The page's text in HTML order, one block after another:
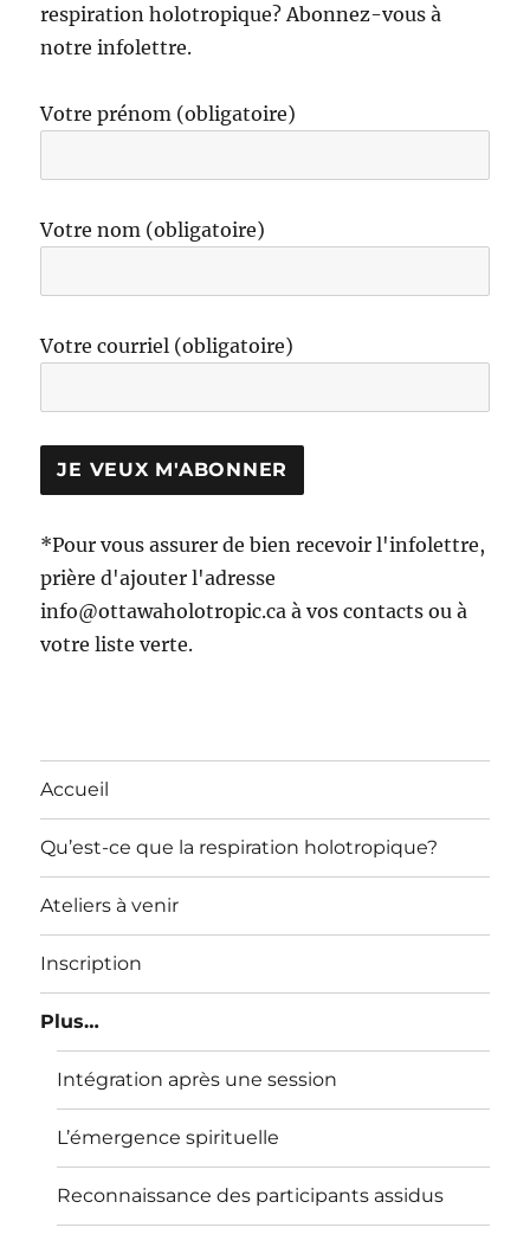
respiration holotropique? Abonnez-vous à
notre infolettre.
Votre prénom (obligatoire)
Votre nom (obligatoire)
Votre courriel (obligatoire)
*Pour vous assurer de bien recevoir l'infolettre,
prière d'ajouter l'adresse
info@ottawaholotropic.ca à vos contacts ou à
votre liste verte.
Accueil
Qu’est-ce que la respiration holotropique?
Ateliers à venir
Inscription
Plus…
Intégration après une session
L’émergence spirituelle
Reconnaissance des participants assidus